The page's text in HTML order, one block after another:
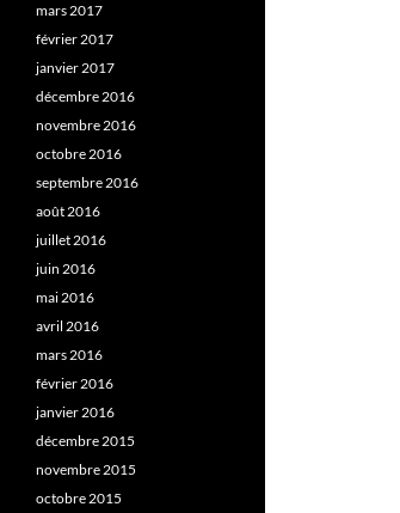
mars 2017
février 2017
janvier 2017
décembre 2016
novembre 2016
octobre 2016
septembre 2016
août 2016
juillet 2016
juin 2016
mai 2016
avril 2016
mars 2016
février 2016
janvier 2016
décembre 2015
novembre 2015
octobre 2015